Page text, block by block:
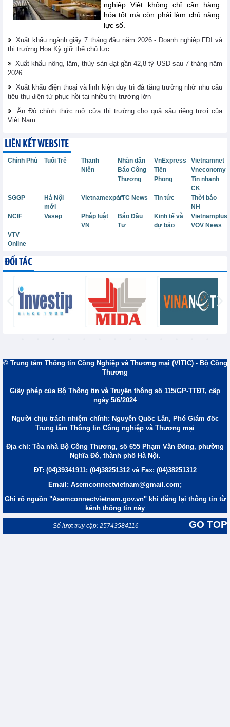
nghiệp Việt không chỉ cần hàng
hóa tốt mà còn phải làm chủ năng
lực số.
Xuất khẩu ngành giấy 7 tháng đầu năm 2026 - Doanh nghiệp FDI và
thị trường Hoa Kỳ giữ thế chủ lực
Xuất khẩu nông, lâm, thủy sản đạt gần 42,8 tỷ USD sau 7 tháng năm
2026
Xuất khẩu điện thoại và linh kiện duy trì đà tăng trưởng nhờ nhu cầu
tiêu thụ điện tử phục hồi tại nhiều thị trường lớn
Ấn Độ chính thức mở cửa thị trường cho quả sầu riêng tươi của
Việt Nam
LIÊN KẾT WEBSITE
Chính Phủ Tuổi Trẻ
Thanh
Niên
Nhân dân VnExpress
Vietnamnet
Báo Công
Thương
Tiền
Phong
Vneconomy
Tin nhanh
CK
SGGP
Hà Nội
mới
VietnamexportVTC News Tin tức
Thời báo
NH
NCIF
Vasep
Pháp luật
VN
Báo Đầu
Tư
Kinh tế và
dự báo
Vietnamplus
VOV News
VTV
Online
ĐỐI TÁC
© Trung tâm Thông tin Công Nghiệp và Thương mại (VITIC) - Bộ Công
Thương
Giấy phép của Bộ Thông tin và Truyền thông số 115/GP-TTĐT, cấp
ngày 5/6/2024
Người chịu trách nhiệm chính: Nguyễn Quốc Lân, Phó Giám đốc
Trung tâm Thông tin Công nghiệp và Thương mại
Địa chỉ: Tòa nhà Bộ Công Thương, số 655 Phạm Văn Đồng, phường
Nghĩa Đô, thành phố Hà Nội.
ĐT: (04)39341911; (04)38251312 và Fax: (04)38251312
Email: Asemconnectvietnam@gmail.com;
Ghi rõ nguồn "Asemconnectvietnam.gov.vn" khi đăng lại thông tin từ
kênh thông tin này
GO TOP
Số lượt truy cập: 25743584116